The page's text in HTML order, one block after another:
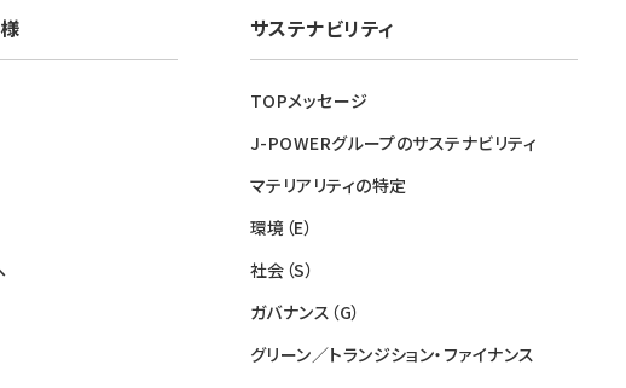
サステナビリティ
TOPメッセージ
J-POWERグループのサステナビリティ
マテリアリティの特定
環境（E）
社会（S）
ガバナンス（G）
グリーン／トランジション・ファイナンス